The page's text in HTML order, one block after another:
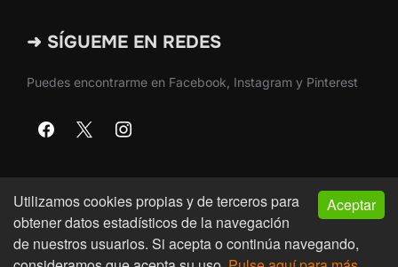
Aceptar
Utilizamos cookies propias y de terceros para
obtener datos estadísticos de la navegación
de nuestros usuarios. Si acepta o continúa navegando,
➜ SÍGUEME EN REDES
Puedes encontrarme en Facebook, Instagram y Pinterest
Copyright © 2026 · Martín Nieto · Morón de la Frontera
(Sevilla)